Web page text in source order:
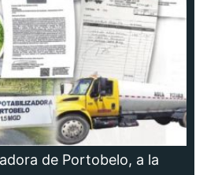
de Portobelo, a la